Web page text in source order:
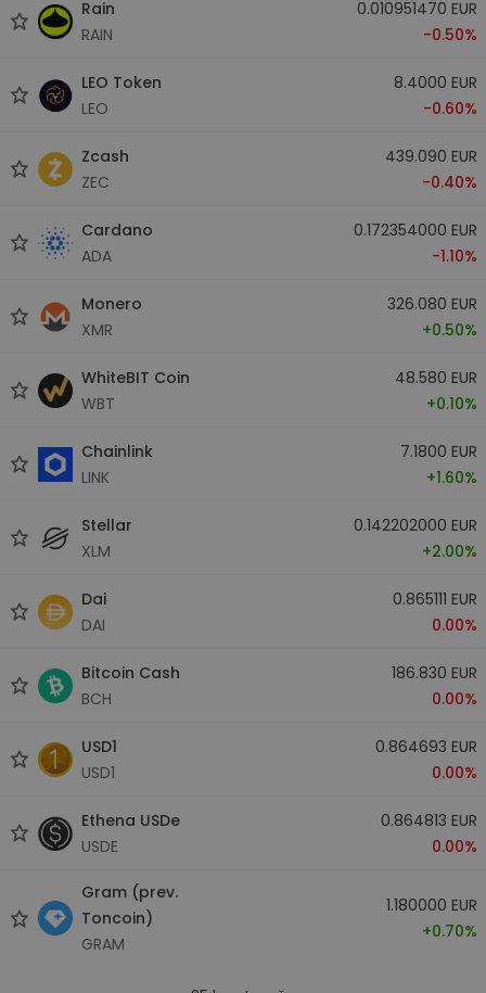
Rain
RAIN
0.010951470 EUR
-0.50%
LEO Token
LEO
8.4000 EUR
-0.60%
Zcash
ZEC
439.090 EUR
-0.40%
Cardano
ADA
0.172354000 EUR
-1.10%
Monero
XMR
326.080 EUR
+0.50%
WhiteBIT Coin
WBT
48.580 EUR
+0.10%
Chainlink
LINK
7.1800 EUR
+1.60%
Stellar
XLM
0.142202000 EUR
+2.00%
Dai
DAI
0.865111 EUR
0.00%
Bitcoin Cash
BCH
186.830 EUR
0.00%
USD1
USD1
0.864693 EUR
0.00%
Ethena USDe
USDE
0.864813 EUR
0.00%
Gram (prev.
Toncoin)
GRAM
1.180000 EUR
+0.70%